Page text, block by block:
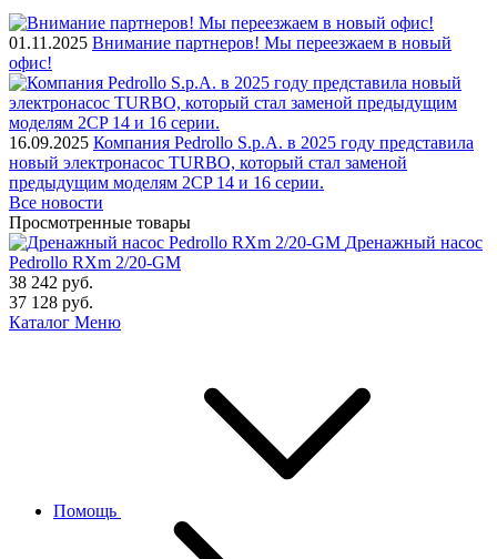
01.11.2025 Внимание партнеров! Мы переезжаем в новый
офис!
16.09.2025 Компания Pedrollo S.p.A. в 2025 году представила
новый электронасос TURBO, который стал заменой
предыдущим моделям 2CP 14 и 16 серии.
Все новости
Просмотренные товары
Дренажный насос
Pedrollo RXm 2/20-GM
38 242 руб.
37 128 руб.
Каталог Меню
Помощь